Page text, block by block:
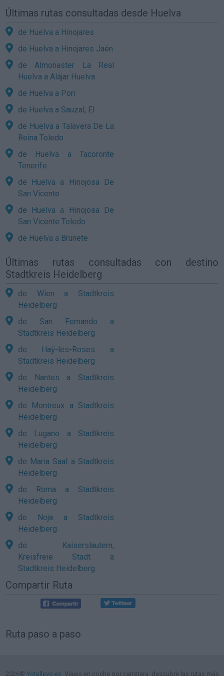
Últimas rutas consultadas desde Huelva
de Huelva a Hinojares
de Huelva a Hinojares Jaén
de Almonaster La Real
Huelva a Alájar Huelva
de Huelva a Pori
de Huelva a Sauzal, El
de Huelva a Talavera De La
Reina Toledo
de Huelva a Tacoronte
Tenerife
de Huelva a Hinojosa De
San Vicente
de Huelva a Hinojosa De
San Vicente Toledo
de Huelva a Brunete
Últimas rutas consultadas con destino
Stadtkreis Heidelberg
de Wien a Stadtkreis
Heidelberg
de San Fernando a
Stadtkreis Heidelberg
de Haÿ-les-Roses a
Stadtkreis Heidelberg
de Nantes a Stadtkreis
Heidelberg
de Montreux a Stadtkreis
Heidelberg
de Lugano a Stadtkreis
Heidelberg
de Maria Saal a Stadtkreis
Heidelberg
de Roma a Stadtkreis
Heidelberg
de Noja a Stadtkreis
Heidelberg
de Kaiserslautern,
Kreisfreie Stadt a
Stadtkreis Heidelberg
Compartir Ruta
Ruta paso a paso
2026© Yotellevo.es. Viajes en coche por carretera, descubre las rutas más